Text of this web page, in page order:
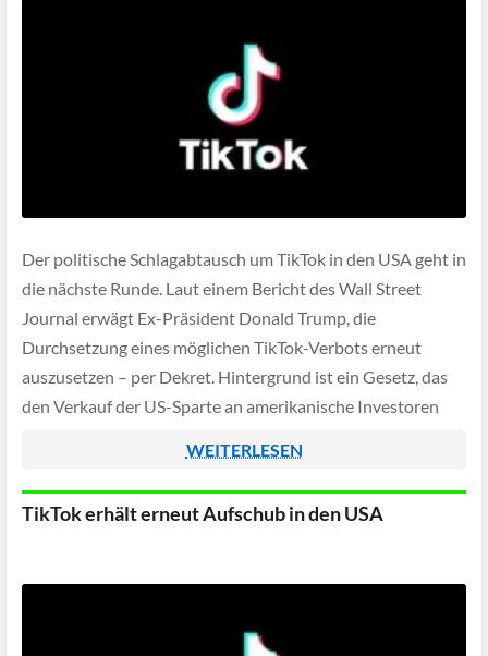
Der politische Schlagabtausch um TikTok in den USA geht in
die nächste Runde. Laut einem Bericht des Wall Street
Journal erwägt Ex-Präsident Donald Trump, die
Durchsetzung eines möglichen TikTok-Verbots erneut
auszusetzen – per Dekret. Hintergrund ist ein Gesetz, das
den Verkauf der US-Sparte an amerikanische Investoren
WEITERLESEN
TikTok erhält erneut Aufschub in den USA